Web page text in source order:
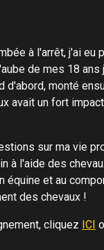
à l'arrêt, j'ai eu
de mes 18
d'abord, monté
avait un fort
sur ma vie
à l'aide des
équine et au
des chevaux !
cliquez ICI